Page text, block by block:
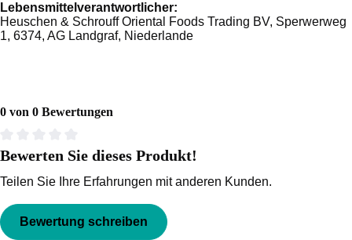
Lebensmittelverantwortlicher:
Heuschen & Schrouff Oriental Foods Trading BV, Sperwerweg
1, 6374, AG Landgraf, Niederlande
0 von 0 Bewertungen
Durchschnittliche Bewertung von 0 von 5 Sternen
Bewerten Sie dieses Produkt!
Teilen Sie Ihre Erfahrungen mit anderen Kunden.
Bewertung schreiben